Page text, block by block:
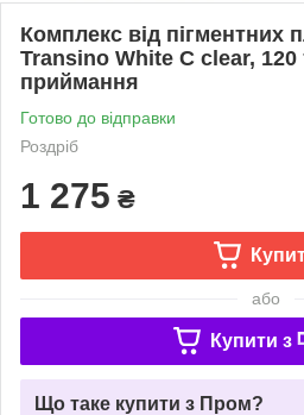
Комплекс від пігментних
Transino White C clear, 120
приймання
Готово до відправки
Роздріб
1 275 ₴
або
Купити з
Що таке купити з Пром?